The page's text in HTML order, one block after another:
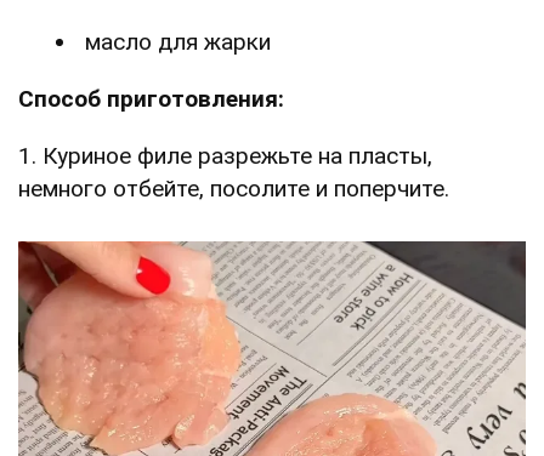
масло для жарки
Способ приготовления:
1. Куриное филе разрежьте на пласты,
немного отбейте, посолите и поперчите.